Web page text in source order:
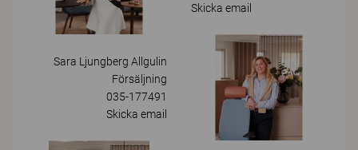
Skicka email
Sara Ljungberg Allgulin
Försäljning
035-177491
Skicka email